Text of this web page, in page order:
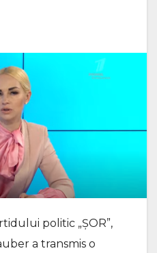
politic „ȘOR”,
a transmis o